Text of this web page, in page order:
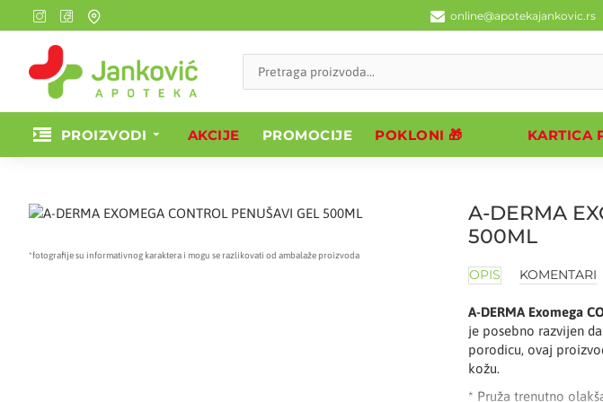
online@apotekajankovic.rs
PROIZVODI AKCIJE PROMOCIJE POKLONI 🎁 KARTICA
*fotografije su informativnog karaktera i mogu se razlikovati od ambalaže proizvoda
A-DERMA
500ML
OPIS KOMENTARI
A-DERMA Exomega
je posebno razvijen
porodicu, ovaj
kožu.
* Pruža trenutno